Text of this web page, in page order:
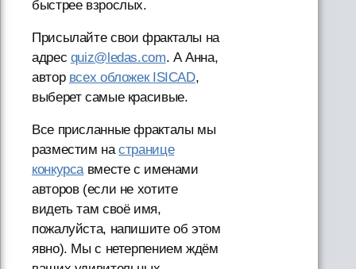
быстрее взрослых.
Присылайте свои фракталы на
адрес quiz@ledas.com. А Анна,
автор всех обложек ISICAD,
выберет самые красивые.
Все присланные фракталы мы
разместим настранице
конкурса вместе с именами
авторов (если не хотите
видеть там своё имя,
пожалуйста, напишите об этом
явно). Мы с нетерпением ждём